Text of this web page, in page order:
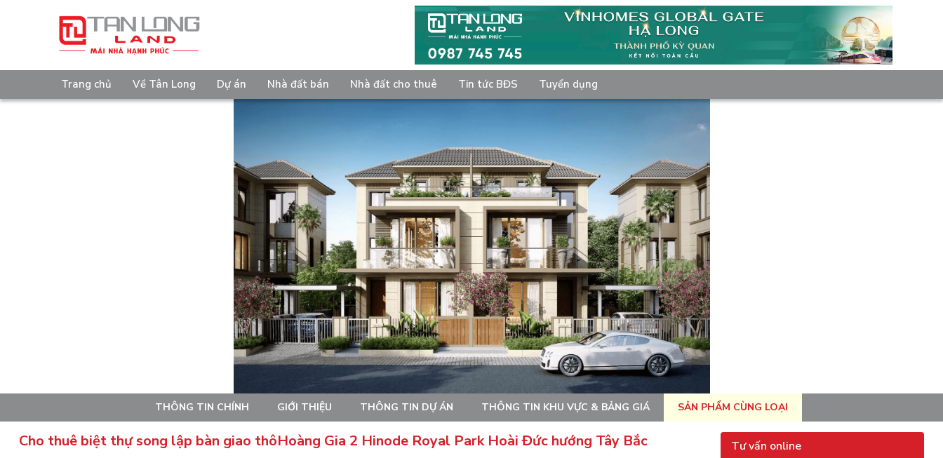
Trang chủ Về Tân Long Dự án Nhà đất bán Nhà đất cho thuê Tin tức BĐS Tuyển dụng
THÔNG TIN CHÍNH GIỚI THIỆU THÔNG TIN DỰ ÁN THÔNG TIN KHU VỰC & BẢNG GIÁ SẢN PHẨM CÙNG LOẠI
Cho thuê biệt thự song lập bàn giao thôHoàng Gia 2 Hinode Royal Park Hoài Đức hướng Tây Bắc Tư vấn online